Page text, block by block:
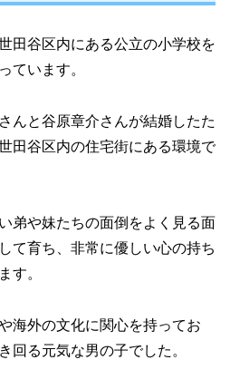
田谷区内にある公立の小学校を
ています。
んと谷原章介さんが結婚したた
田谷区内の住宅街にある環境で
弟や妹たちの面倒をよく見る面
て育ち、非常に優しい心の持ち
す。
海外の文化に関心を持ってお
回る元気な男の子でした。